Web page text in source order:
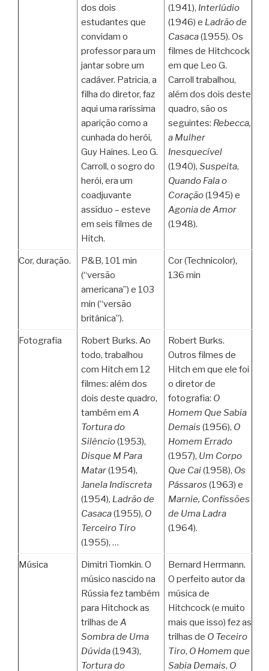
dos dois
estudantes que
convidam o
professor para um
jantar sobre um
cadáver. Patricia, a
filha do diretor, faz
aqui uma raríssima
aparição como a
cunhada do herói,
Guy Haines. Leo G.
Carroll, o sogro do
herói, era um
coadjuvante
assíduo – esteve
em seis filmes de
Hitch.
(1941), Interlúdio
(1946) e Ladrão de
Casaca(1955). Os
filmes de Hitchcock
em que Leo G.
Carroll trabalhou,
além dos dois deste
quadro, são os
seguintes: Rebecca,
a Mulher
Inesquecível
(1940), Suspeita,
Quando Fala o
Coração(1945) e
Agonia de Amor
(1948).
Cor, duração.
P&B, 101 min
(“versão
americana”) e 103
min (“versão
britânica”).
Cor (Technicolor),
136 min
Fotografia
Robert Burks. Ao
todo, trabalhou
com Hitch em 12
filmes: além dos
dois deste quadro,
também em A
Tortura do
Silêncio(1953),
Disque M Para
Matar(1954),
Janela Indiscreta
(1954), Ladrão de
Casaca(1955), O
Terceiro Tiro
(1955), …
Robert Burks.
Outros filmes de
Hitch em que ele foi
o diretor de
fotografia: O
Homem Que Sabia
Demais (1956), O
Homem Errado
(1957), Um Corpo
Que Cai(1958), Os
Pássaros (1963) e
Marnie, Confissões
de Uma Ladra
(1964).
Música
Dimitri Tiomkin. O
músico nascido na
Rússia fez também
para Hitchock as
trilhas de A
Sombra de Uma
Dúvida(1943),
Tortura do
Bernard Herrmann.
O perfeito autor da
música de
Hitchcock (e muito
mais que isso) fez as
trilhas de O Teceiro
Tiro, O Homem que
Sabia Demais, O